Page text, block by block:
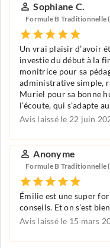
Sophiane C.
Formule B Traditionnelle
Un vrai plaisir d’avoir
investie du début à la
monitrice pour sa
administrative simple,
Muriel pour sa bonne
l’écoute, qui s’adapte
Avis laissé le 22 juin
Anonyme
Formule B Traditionnelle
Émilie est une super
conseils. Et on s’est
Avis laissé le 15 mars